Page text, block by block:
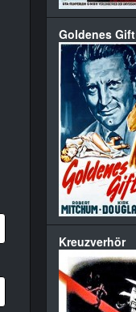
Goldenes Gift
Kreuzverhör